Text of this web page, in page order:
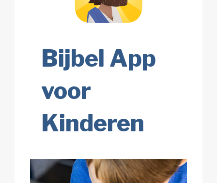
Bijbel App
voor
Kinderen